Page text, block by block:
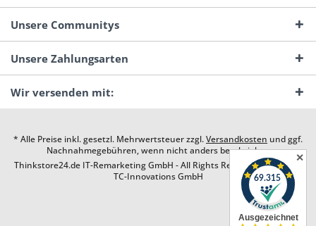
Unsere Communitys
Unsere Zahlungsarten
Wir versenden mit:
* Alle Preise inkl. gesetzl. Mehrwertsteuer zzgl.Versandkosten und ggf.
Nachnahmegebühren, wenn nicht anders beschrieben
Thinkstore24.de IT-Remarketing GmbH - All Rights Reserved. Design by
TC-Innovations GmbH
✕